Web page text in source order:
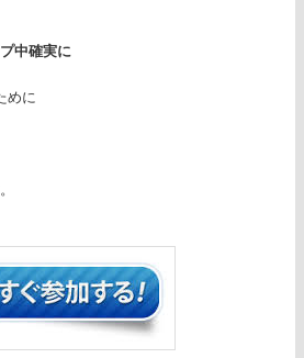
中確実に
めに